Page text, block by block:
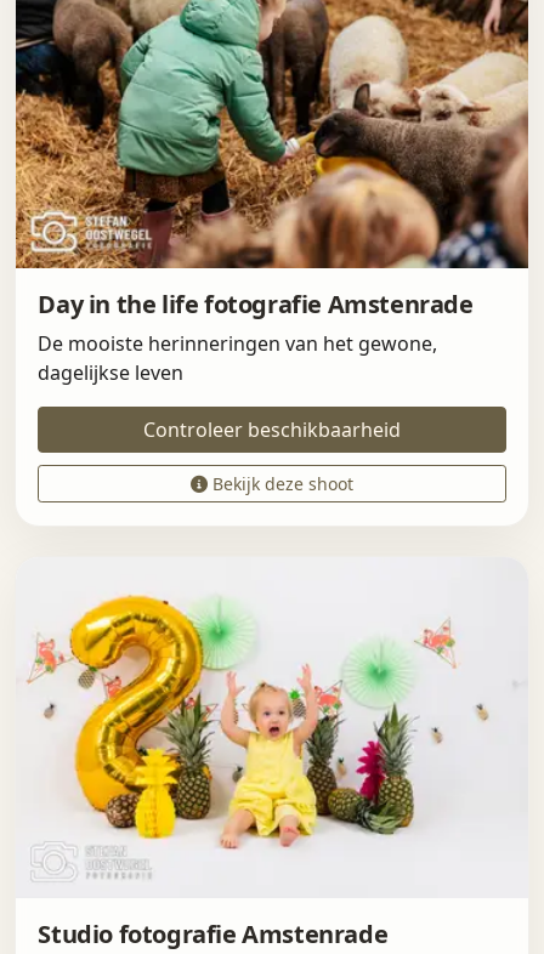
Day in the life fotografie Amstenrade
De mooiste herinneringen van het gewone,
dagelijkse leven
Controleer beschikbaarheid
Bekijk deze shoot
Studio fotografie Amstenrade